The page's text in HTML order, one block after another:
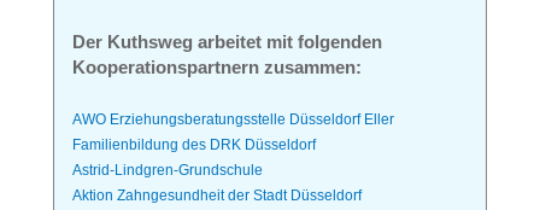
Der Kuthsweg arbeitet mit folgenden
Kooperationspartnern zusammen:
AWO Erziehungsberatungsstelle Düsseldorf Eller
Familienbildung des DRK Düsseldorf
Astrid-Lindgren-Grundschule
Aktion Zahngesundheit der Stadt Düsseldorf